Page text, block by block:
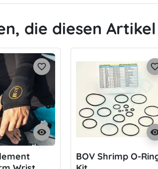
die diesen
visibility
favorite_border
BOV Shrimp O-